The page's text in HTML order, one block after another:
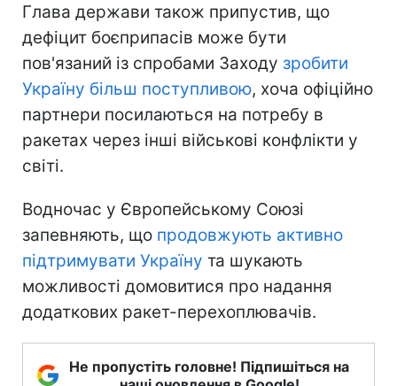
Глава держави також припустив, що
дефіцит боєприпасів може бути
пов'язаний із спробами Заходу зробити
Україну більш поступливою, хоча офіційно
партнери посилаються на потребу в
ракетах через інші військові конфлікти у
світі.
Водночас у Європейському Союзі
запевняють, що продовжують активно
підтримувати Україну та шукають
можливості домовитися про надання
додаткових ракет-перехоплювачів.
Не пропустіть головне! Підпишіться на